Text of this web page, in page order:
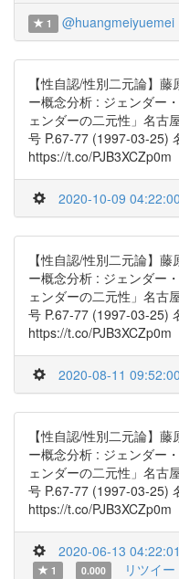
1 @huangmeiyuemei
【性自認/性別二元論】
ー概念分析 : ジェンダー
ェンダーの二元性」名古
号 P.67-77 (1997-03-25)
https://t.co/PJB3XCZp0m
2020-10-09 04:22:00
【性自認/性別二元論】
ー概念分析 : ジェンダー
ェンダーの二元性」名古
号 P.67-77 (1997-03-25)
https://t.co/PJB3XCZp0m
2020-08-11 09:52:00
【性自認/性別二元論】
ー概念分析 : ジェンダー
ェンダーの二元性」名古
号 P.67-77 (1997-03-25)
https://t.co/PJB3XCZp0m
2020-06-13 04:22:01
1 0.000 リツイ